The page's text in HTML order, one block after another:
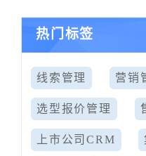
热门标签
线索管理 营销
选型报价管理
上市公司CRM